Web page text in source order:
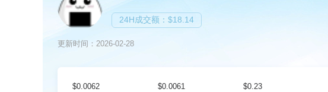
24H成交额：$18.14
更新时间：2026-02-28
$0.0062 $0.0061 $0.23